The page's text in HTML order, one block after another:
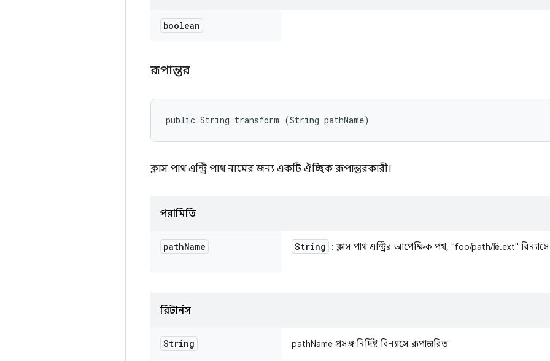
boolean
রূপান্তর
public String transform (String pathName)
ক্লাস পাথ এন্ট্রি পাথ নামের জন্য একটি ঐচ্ছিক রূপান্তরকারী।
পরামিতি
pathName String : ক্লাস পাথ এন্ট্রির আপেক্ষিক পথ, "foo/path/file.ext"
রিটার্নস
String pathName প্রসঙ্গ নির্দিষ্ট বিন্যাসে রূপান্তরিত